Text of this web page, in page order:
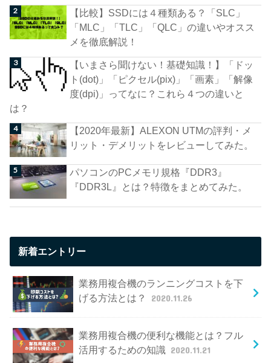
【比較】SSDには４種類ある？「SLC」
「MLC」「TLC」「QLC」の違いやオスス
メを徹底解説！
【いまさら聞けない！基礎知識！】「ドッ
ト(dot)」「ピクセル(pix)」「画素」「解像
度(dpi)」ってなに？これら４つの違いと
は？
【2020年最新】ALEXON UTMの評判・メ
リット・デメリットをレビューしてみた。
パソコンのPCメモリ規格『DDR3』
『DDR3L』とは？特徴をまとめてみた。
新着エントリー
業務用複合機のランニングコストを下
げる方法とは？
2020.11.26
業務用複合機の便利な機能とは？フル
活用するための知識 2020.11.21